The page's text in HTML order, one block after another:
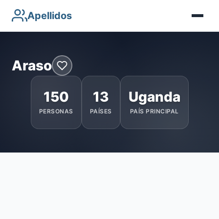
Apellidos
Araso
150
PERSONAS
13
PAÍSES
Uganda
PAÍS PRINCIPAL